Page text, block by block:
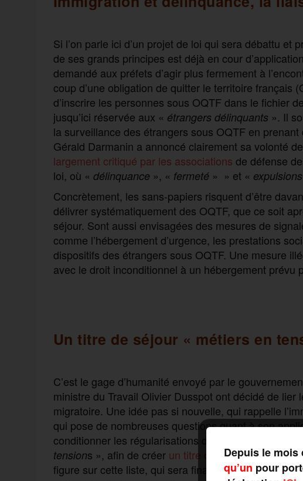
Si l’on parle ici d’un projet de loi qui sera débattu et
de ses grands principes est déjà en cour
demandé aux préfets d’agir plus fermement à
coup d’une obligation de quitter le territoire français
d’inscrire les personnes sous OQTF dans le fichier
jusqu’ici réservée aux « étrangers délinquants ». Il
la surveillance des étrangers sous OQTF en
Gérald Darmanin a annoncé clairement sa volonté
largement critiqué par les associations de défense
loi, où « délinquance», « fermeté» » et « expulsions
Concrètement, les sans-papiers risquent d’être
délivrer systématiquement des OQTF, que ce soit
séjour. Sont aussi envisagées des mesures de
comme l’hébergement d’urgence, les prestations
dispositifs des étrangers sous OQTF. Une mesure
avec le droit inconditionnel à un hébergement prévu
Un titre de séjour « métiers en
C’est le gage d’humanité envoyé par le
ministre du Travail Olivier Dusspot ont décidé de
migratoire. Une idée pas si nouvelle, qui rappelle
qui pose de nombreuses questions quant à son
conditionner les régularisations des travailleurs
tensions », afin de créer un titre de séjour, valable
figure sur cette liste, qui sera finalisée en début
Depuis le mois
qu’un pour